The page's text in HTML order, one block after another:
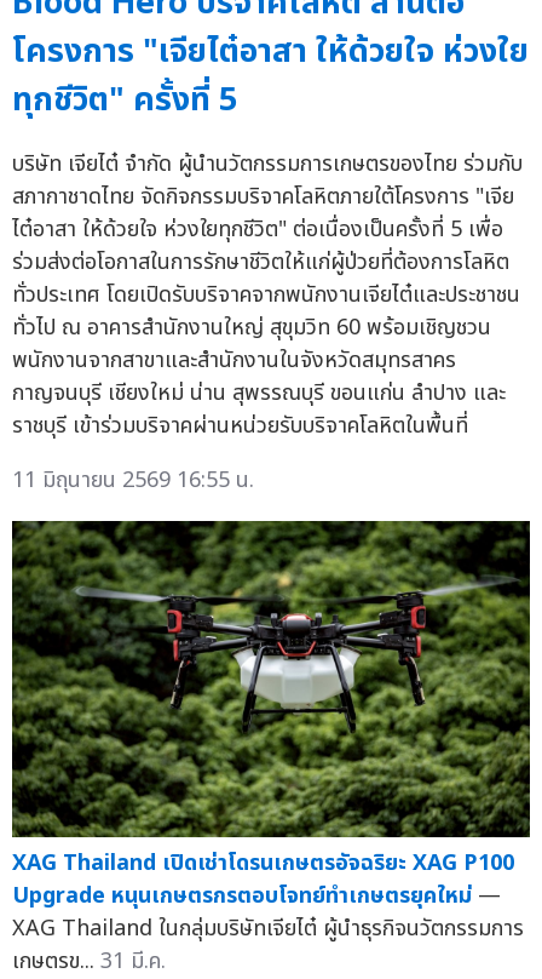
โครงการ "เจียไต๋อาสา ให้ด้วยใจ ห่วงใย
ทุกชีวิต" ครั้งที่ 5
บริษัท เจียไต๋ จำกัด ผู้นำนวัตกรรมการเกษตรของไทย ร่วมกับ
สภากาชาดไทย จัดกิจกรรมบริจาคโลหิตภายใต้โครงการ "เจีย
ไต๋อาสา ให้ด้วยใจ ห่วงใยทุกชีวิต" ต่อเนื่องเป็นครั้งที่ 5 เพื่อ
ร่วมส่งต่อโอกาสในการรักษาชีวิตให้แก่ผู้ป่วยที่ต้องการโลหิต
ทั่วประเทศ โดยเปิดรับบริจาคจากพนักงานเจียไต๋และประชาชน
ทั่วไป ณ อาคารสำนักงานใหญ่ สุขุมวิท 60 พร้อมเชิญชวน
พนักงานจากสาขาและสำนักงานในจังหวัดสมุทรสาคร
กาญจนบุรี เชียงใหม่ น่าน สุพรรณบุรี ขอนแก่น ลำปาง และ
ราชบุรี เข้าร่วมบริจาคผ่านหน่วยรับบริจาคโลหิตในพื้นที่
11 มิถุนายน 2569 16:55 น.
XAG Thailand เปิดเช่าโดรนเกษตรอัจฉริยะ XAG P100
Upgrade หนุนเกษตรกรตอบโจทย์ทำเกษตรยุคใหม่ —
XAG Thailand ในกลุ่มบริษัทเจียไต๋ ผู้นำธุรกิจนวัตกรรมการ
เกษตรข... 31 มี.ค.